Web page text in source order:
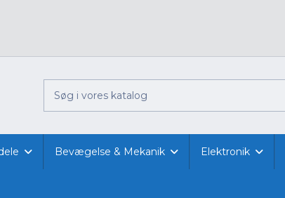
Bevægelse & Mekanik Elektronik